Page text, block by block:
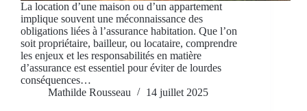
La location d’une maison ou d’un appartement
implique souvent une méconnaissance des
obligations liées à l’assurance habitation. Que l’on
soit propriétaire, bailleur, ou locataire, comprendre
les enjeux et les responsabilités en matière
d’assurance est essentiel pour éviter de lourdes
conséquences…
Mathilde Rousseau
14 juillet 2025